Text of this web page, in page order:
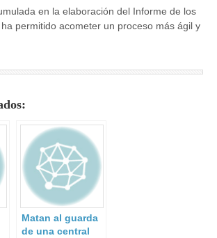
en la elaboración del Informe de los
permitido acometer un proceso más ágil y
Matan al guarda
de una central